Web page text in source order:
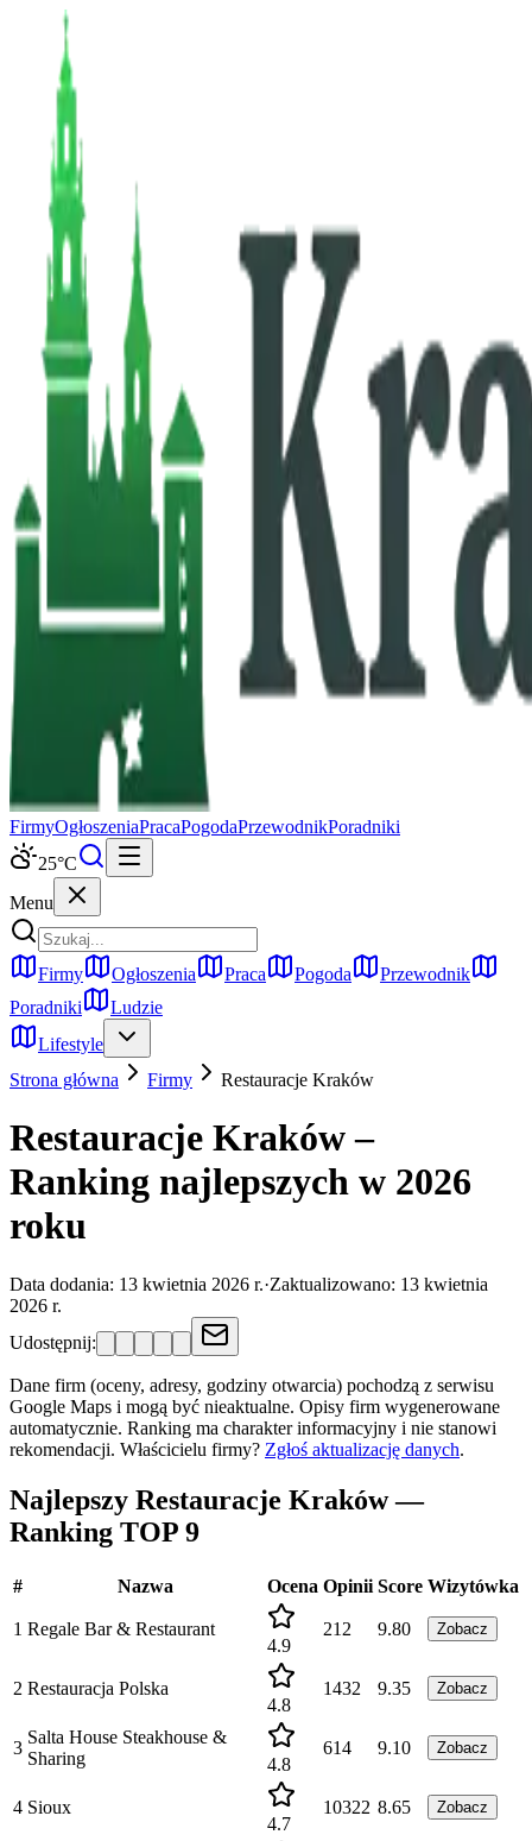
FirmyOgłoszeniaPracaPogodaPrzewodnikPoradniki
25°C
Menu
Firmy Ogłoszenia Praca Pogoda
Przewodnik
Poradniki
Ludzie
Lifestyle
Strona główna
Firmy Restauracje Kraków
Restauracje Kraków –
Ranking najlepszych w 2026
roku
Data dodania: 13 kwietnia 2026 r.·Zaktualizowano: 13 kwietnia
2026 r.
Udostępnij:
Dane firm (oceny, adresy, godziny otwarcia) pochodzą z serwisu
Google Maps i mogą być nieaktualne. Opisy firm wygenerowane
automatycznie. Ranking ma charakter informacyjny i nie stanowi
rekomendacji. Właścicielu firmy? Zgłoś aktualizację danych.
Najlepszy Restauracje Kraków —
Ranking TOP 9
# Nazwa Ocena Opinii Score Wizytówka
1 Regale Bar & Restaurant
4.9
212 9.80 Zobacz
2 Restauracja Polska
4.8
1432 9.35 Zobacz
3
Salta House Steakhouse &
Sharing
4.8
614 9.10 Zobacz
4 Sioux
4.7
10322 8.65 Zobacz